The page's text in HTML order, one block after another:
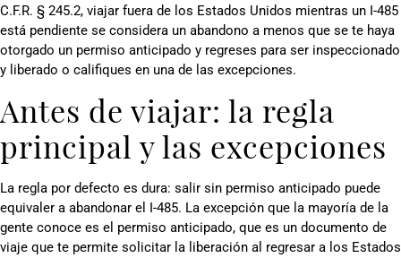
C.F.R. § 245.2, viajar fuera de los Estados Unidos mientras un I-485
está pendiente se considera un abandono a menos que se te haya
otorgado un permiso anticipado y regreses para ser inspeccionado
y liberado o califiques en una de las excepciones.
Antes de viajar: la regla
principal y las excepciones
La regla por defecto es dura: salir sin permiso anticipado puede
equivaler a abandonar el I-485. La excepción que la mayoría de la
gente conoce es el permiso anticipado, que es un documento de
viaje que te permite solicitar la liberación al regresar a los Estados